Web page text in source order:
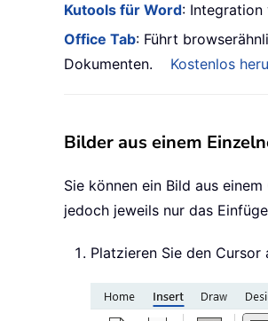
Kutools für Word: Integration
Office Tab: Führt
Dokumenten.
Kostenlos
Bilder aus einem
Sie können ein Bild aus
jedoch jeweils nur das
Platzieren Sie den